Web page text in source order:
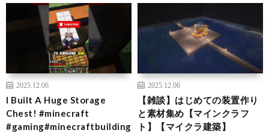
2025.12.06
I Built A Huge Storage
Chest! #minecraft
#gaming#minecraftbuilding
2025.12.06
【雑談】はじめての装置作り
と素材集め【マインクラフ
ト】【マイクラ建築】